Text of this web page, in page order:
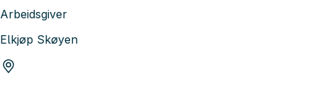
Arbeidsgiver
Elkjøp Skøyen